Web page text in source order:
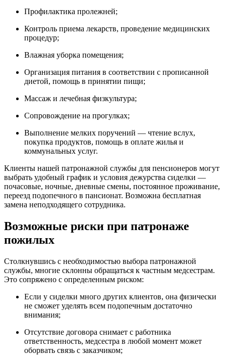
Профилактика пролежней;
Контроль приема лекарств, проведение медицинских
процедур;
Влажная уборка помещения;
Организация питания в соответствии с прописанной
диетой, помощь в принятии пищи;
Массаж и лечебная физкультура;
Сопровождение на прогулках;
Выполнение мелких поручений — чтение вслух,
покупка продуктов, помощь в оплате жилья и
коммунальных услуг.
Клиенты нашей патронажной службы для пенсионеров могут
выбрать удобный график и условия дежурства сиделки —
почасовые, ночные, дневные смены, постоянное проживание,
переезд подопечного в пансионат. Возможна бесплатная
замена неподходящего сотрудника.
Возможные риски при патронаже
пожилых
Столкнувшись с необходимостью выбора патронажной
службы, многие склонны обращаться к частным медсестрам.
Это сопряжено с определенным риском:
Если у сиделки много других клиентов, она физически
не сможет уделять всем подопечным достаточно
внимания;
Отсутствие договора снимает с работника
ответственность, медсестра в любой момент может
оборвать связь с заказчиком;